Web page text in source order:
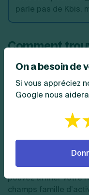
parle pas de Kbis,
Comment
entreprise ?
Si vous souhaitez
entreprise, plusieurs
Tout d’abord, vous
infogreffe.fr qui est
commerce. Vous
d’une entreprise en
dénomination,
pouvez affiner votre
champs famille
On a besoin de
Si vous appréciez
Google nous